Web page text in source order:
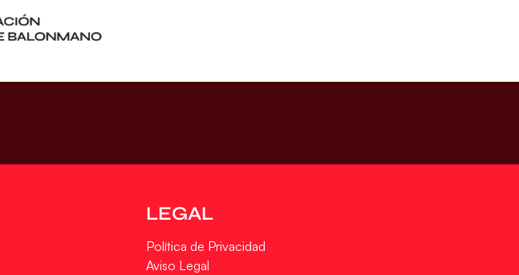
LEGAL
Política de Privacidad
Aviso Legal